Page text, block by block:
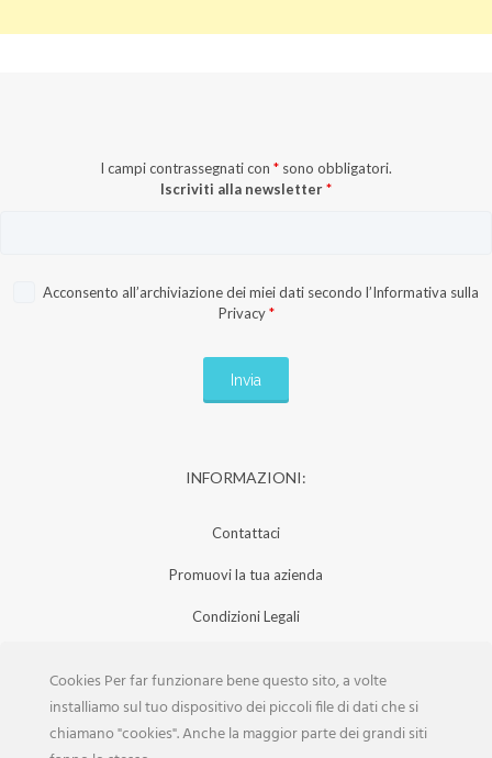
I campi contrassegnati con * sono obbligatori.
Iscriviti alla newsletter*
Acconsento all’archiviazione dei miei dati secondo l’Informativa sulla
Privacy *
INFORMAZIONI:
Contattaci
Promuovi la tua azienda
Condizioni Legali
Iscrizione Aziende
Scarica la Rivista
Cookies Per far funzionare bene questo sito, a volte
installiamo sul tuo dispositivo dei piccoli file di dati che si
chiamano "cookies". Anche la maggior parte dei grandi siti